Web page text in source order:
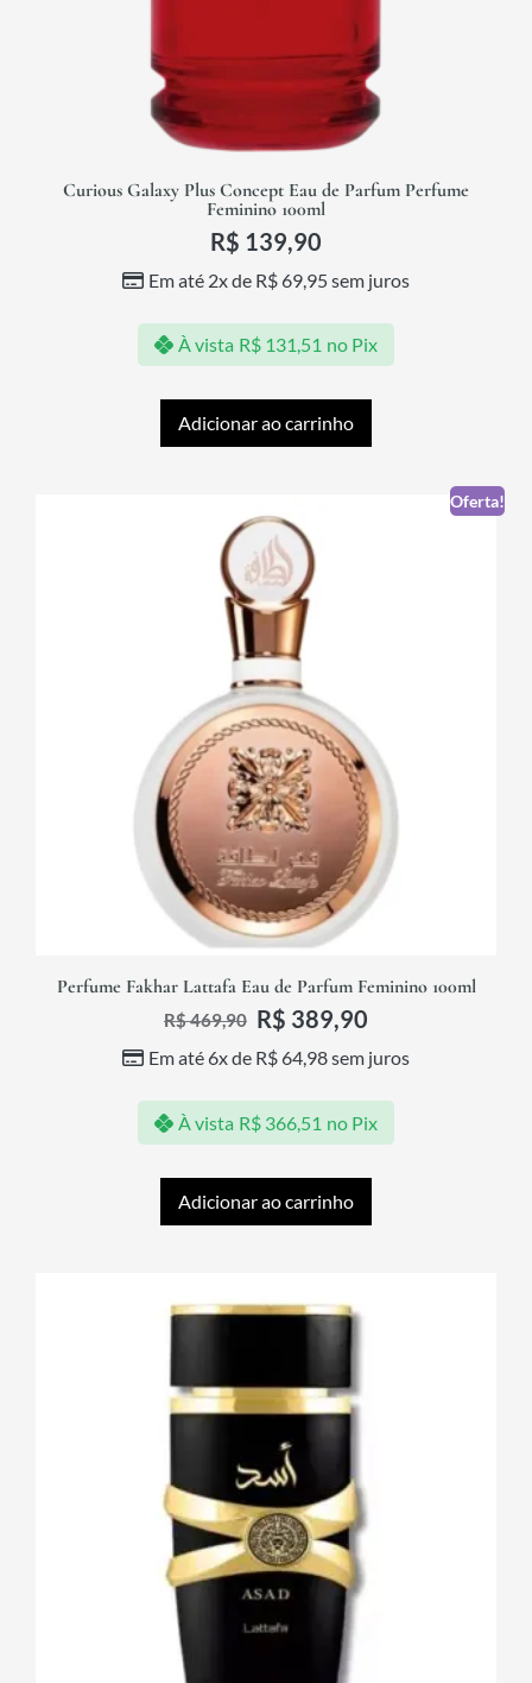
Curious Galaxy Plus Concept Eau de Parfum Perfume
Feminino 100ml
R$ 139,90
Em até 2x de R$ 69,95sem juros
À vista R$ 131,51 no Pix
Adicionar ao carrinho
Oferta!
Perfume Fakhar Lattafa Eau de Parfum Feminino 100ml
R$469,90 R$ 389,90
Em até 6x de R$ 64,98sem juros
À vista R$ 366,51 no Pix
Adicionar ao carrinho